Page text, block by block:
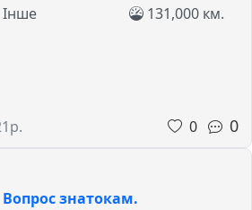
Інше 131,000 км.
0 0
Вопрос знатокам.